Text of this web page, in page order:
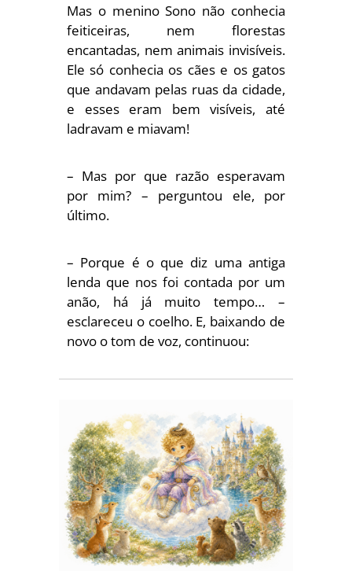
Mas o menino Sono não conhecia
feiticeiras, nem florestas
encantadas, nem animais invisíveis.
Ele só conhecia os cães e os gatos
que andavam pelas ruas da cidade,
e esses eram bem visíveis, até
ladravam e miavam!
– Mas por que razão esperavam
por mim? – perguntou ele, por
último.
– Porque é o que diz uma antiga
lenda que nos foi contada por um
anão, há já muito tempo… –
esclareceu o coelho. E, baixando de
novo o tom de voz, continuou: